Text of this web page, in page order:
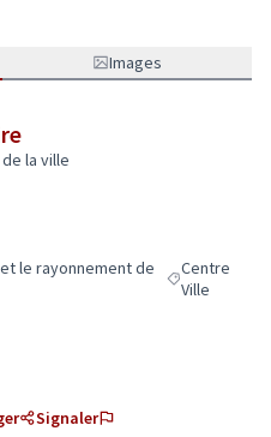
Images
la ville
de la catégorie : La culture et
le rayonnement de
Filtrer les
Centre
Ville
Signaler